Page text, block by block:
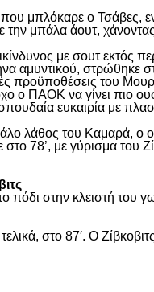
μπλόκαρε ο Τσάβες,
την μπάλα άουτ,
με σουτ εκτός
στρώθηκε
προϋποθέσεις του
ο ΠΑΟΚ να γίνει πιο
ευκαιρία με
λάθος του Καμαρά,
78’, με γύρισμα του
στην κλειστή του
στο 87′. Ο